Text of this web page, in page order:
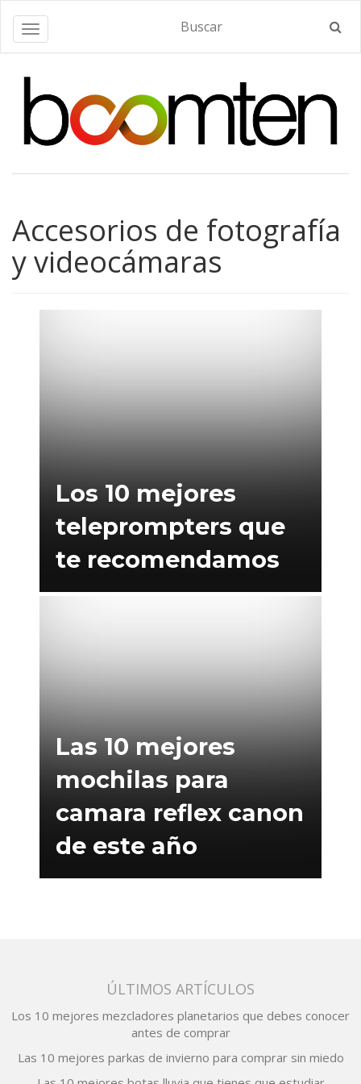
Alternar navegación
Accesorios de fotografía
y videocámaras
Los 10 mejores
teleprompters que
te recomendamos
Las 10 mejores
mochilas para
camara reflex canon
de este año
ÚLTIMOS ARTÍCULOS
Los 10 mejores mezcladores planetarios que debes conocer
antes de comprar
Las 10 mejores parkas de invierno para comprar sin miedo